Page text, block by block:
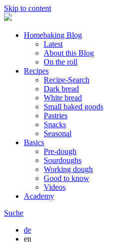
Skip to content
Homebaking Blog
Latest
About this Blog
On the roll
Recipes
Recipe-Search
Dark bread
White bread
Small baked goods
Pastries
Snacks
Seasonal
Basics
Pre-dough
Sourdoughs
Working dough
Good to know
Videos
Academy
Suche
de
en